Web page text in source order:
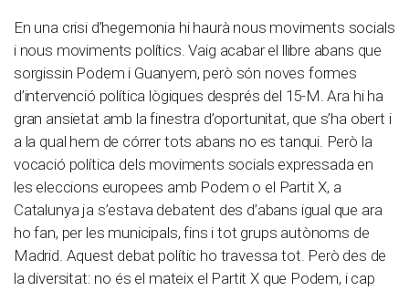
En una crisi d’hegemonia hi haurà nous moviments socials
i nous moviments polítics. Vaig acabar el llibre abans que
sorgissin Podem i Guanyem, però són noves formes
d’intervenció política lògiques després del 15-M. Ara hi ha
gran ansietat amb la finestra d’oportunitat, que s’ha obert i
a la qual hem de córrer tots abans no es tanqui. Però la
vocació política dels moviments socials expressada en
les eleccions europees amb Podem o el Partit X, a
Catalunya ja s’estava debatent des d’abans igual que ara
ho fan, per les municipals, fins i tot grups autònoms de
Madrid. Aquest debat polític ho travessa tot. Però des de
la diversitat: no és el mateix el Partit X que Podem, i cap